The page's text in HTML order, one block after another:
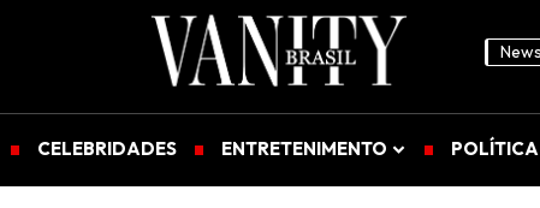
CELEBRIDADES ENTRETENIMENTO POLÍTICA